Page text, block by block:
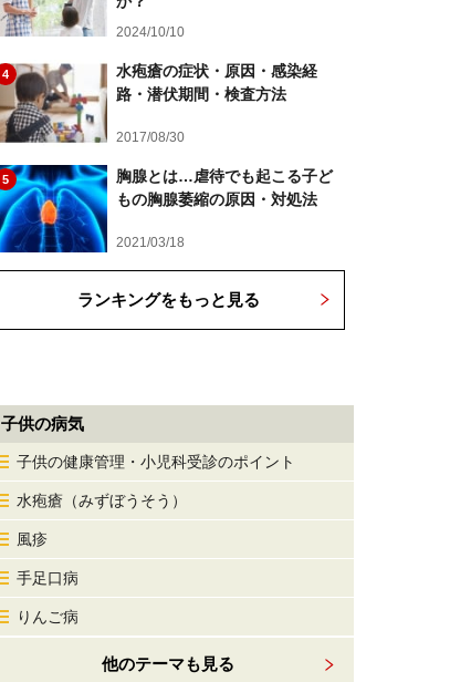
2024/10/10
4
水疱瘡の症状・原因・感染経
路・潜伏期間・検査方法
2017/08/30
5
胸腺とは…虐待でも起こる子ど
もの胸腺萎縮の原因・対処法
2021/03/18
ランキングをもっと見る
子供の病気
子供の健康管理・小児科受診のポイント
水疱瘡（みずぼうそう）
風疹
手足口病
りんご病
他のテーマも見る